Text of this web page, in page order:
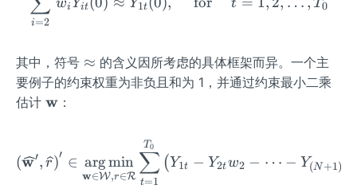
a_
1})
^
{N
\wi
deh
_{i
t}
i=2
wi Yit Y1t t T0
其中，符号 \a
p
≈ 的含义因所考虑的具体框架而异。一个主
要例子的约束权重为非负且和为 1，并通过约束最小二乘
估计 \m
{w}
w ：
(w′, r)′ ∈
w∈W,r∈R
argmin
t=1
∑
T0
(Y1t − Y2tw2 − ⋯ − Y(N+1)